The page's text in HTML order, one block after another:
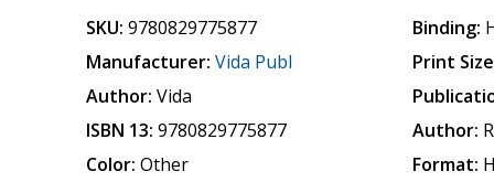
SKU: 9780829775877
Manufacturer: Vida Publ
Author: Vida
ISBN 13: 9780829775877
Color: Other
Binding:
Print
Author:
Format: